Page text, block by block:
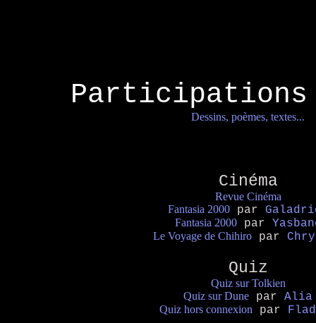
Dessins, poèmes, textes...
Cinéma
Revue Cinéma
Fantasia 2000par
Fantasia 2000par
Le Voyage de Chihiropar
Quiz
Quiz sur Tolkien
Quiz sur Dune par Alia
Quiz hors connexionpar